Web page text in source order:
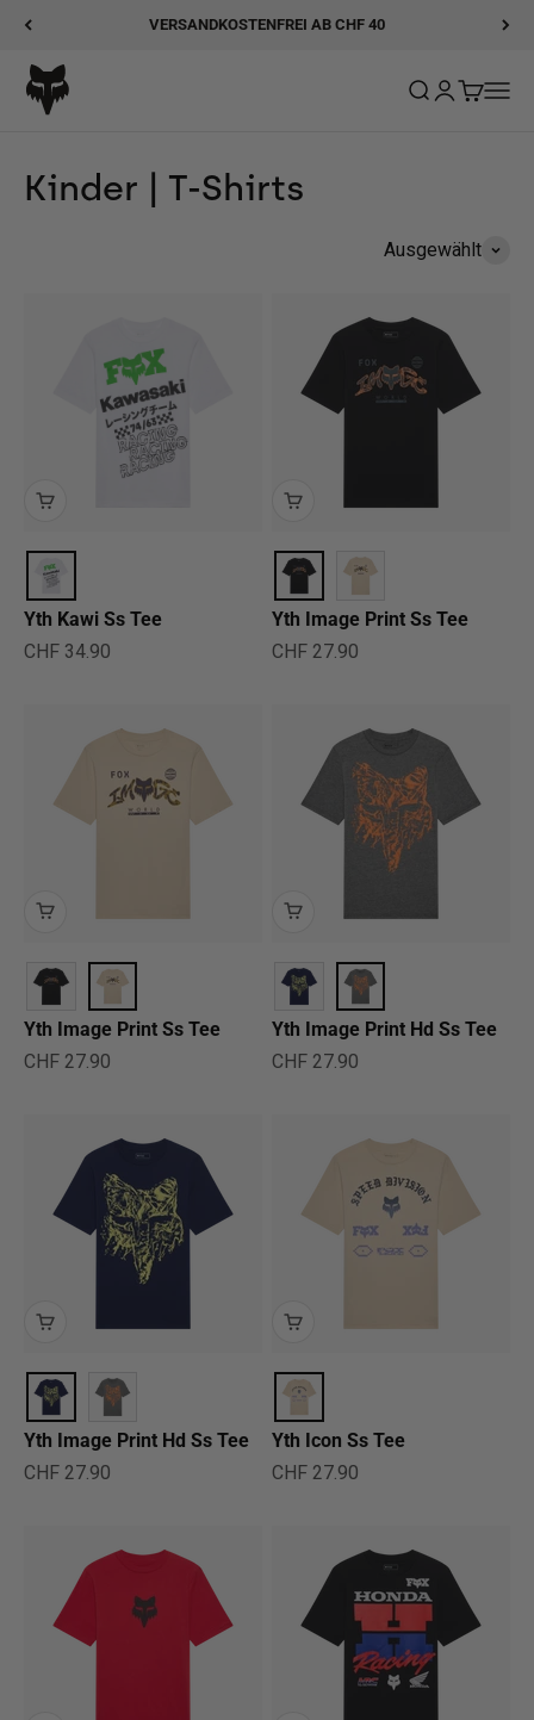
Zum Inhalt springenVERSANDKOSTENFREI AB CHF 40
Fox Racing
Suche öffnen
Kinder | T-Shirts
Ausgewählt
Yth Kawi Ss Tee
Angebot
CHF 34.90
Yth Image Print Ss Tee
Angebot
CHF 27.90
Yth Image Print Ss Tee
Angebot
CHF 27.90
Yth Image Print Hd Ss Tee
Angebot
CHF 27.90
Yth Image Print Hd Ss Tee
Angebot
CHF 27.90
Yth Icon Ss Tee
Angebot
CHF 27.90